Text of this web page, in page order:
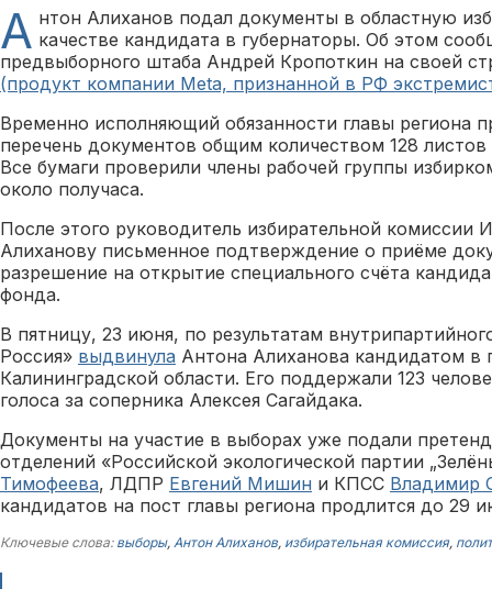
А нтон Алиханов подал документы в областную
качестве кандидата в губернаторы. Об этом
предвыборного штаба Андрей Кропоткин на своей
(продукт компании Meta, признанной в РФ
Временно исполняющий обязанности главы региона
перечень документов общим количеством 128
Все бумаги проверили члены рабочей группы
около получаса.
После этого руководитель избирательной комиссии
Алиханову письменное подтверждение о приёме
разрешение на открытие специального счёта
фонда.
В пятницу, 23 июня, по результатам
Россия» выдвинула Антона Алиханова кандидатом в
Калининградской области. Его поддержали 123
голоса за соперника Алексея Сагайдака.
Документы на участие в выборах уже подали
отделений «Российской экологической партии
Тимофеева, ЛДПР Евгений Мишин и КПСС Владимир
кандидатов на пост главы региона продлится до 29
Ключевые слова: выборы, Антон Алиханов, избирательная комиссия,